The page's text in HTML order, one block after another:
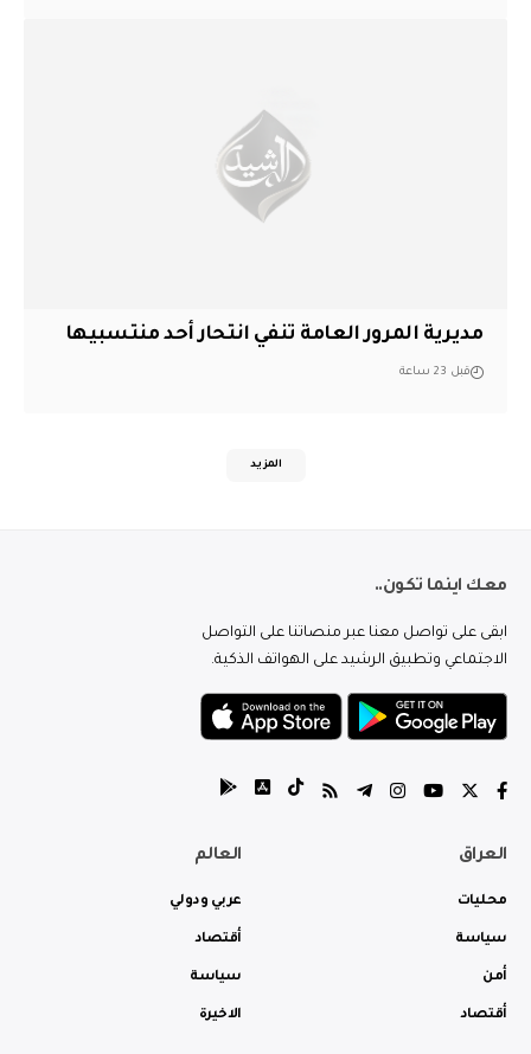
مديرية المرور العامة تنفي انتحار أحد منتسبيها
قبل 23 ساعة
المزيد
معك اينما تكون..
ابقى على تواصل معنا عبر منصاتنا على التواصل
الاجتماعي وتطبيق الرشيد على الهواتف الذكية.
العراق
محليات
سياسة
أمن
أقتصاد
العالم
عربي ودولي
أقتصاد
سياسة
الاخيرة